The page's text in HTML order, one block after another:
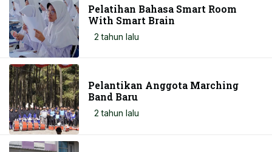
Pelatihan Bahasa Smart Room
With Smart Brain
2 tahun lalu
Pelantikan Anggota Marching
Band Baru
2 tahun lalu